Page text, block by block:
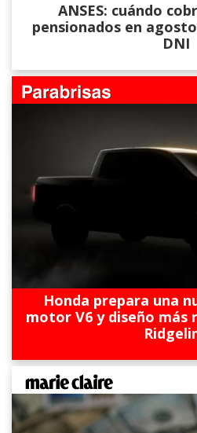
ANSES: cuándo
pensionados en
DNI
Honda prepara una
motor V6 y diseño más